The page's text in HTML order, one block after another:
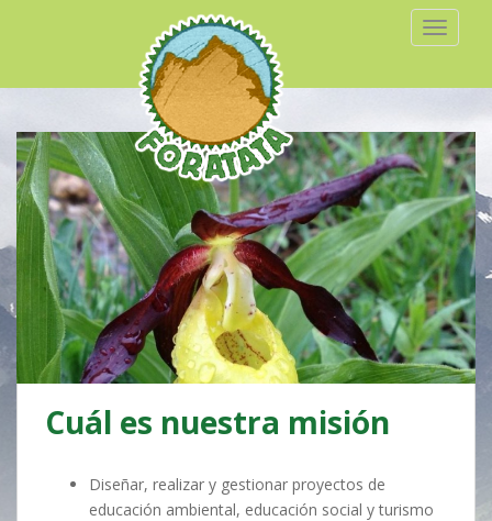
Cuál es nuestra misión
Diseñar, realizar y gestionar proyectos de
educación ambiental, educación social y turismo